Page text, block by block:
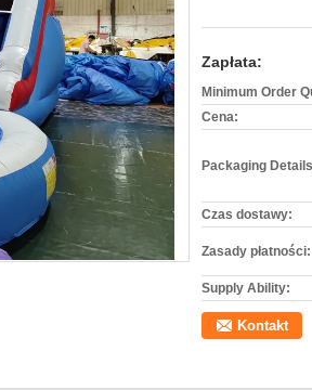
Zapłata:
Minimum Order
Cena:
Packaging
Czas dostawy:
Zasady płatności:
Supply Ability:
Kontakt